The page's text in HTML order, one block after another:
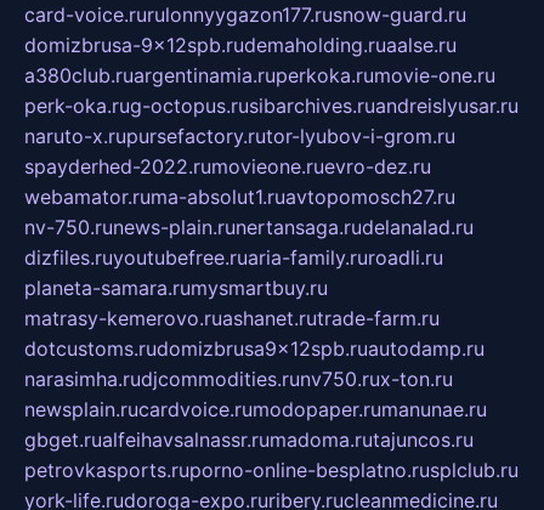
card-voice.rurulonnyygazon177.rusnow-guard.ru
domizbrusa-9x12spb.rudemaholding.ruaalse.ru
a380club.ruargentinamia.ruperkoka.rumovie-one.ru
perk-oka.rug-octopus.rusibarchives.ruandreislyusar.ru
naruto-x.rupursefactory.rutor-lyubov-i-grom.ru
spayderhed-2022.rumovieone.ruevro-dez.ru
webamator.ruma-absolut1.ruavtopomosch27.ru
nv-750.runews-plain.runertansaga.rudelanalad.ru
dizfiles.ruyoutubefree.ruaria-family.ruroadli.ru
planeta-samara.rumysmartbuy.ru
matrasy-kemerovo.ruashanet.rutrade-farm.ru
dotcustoms.rudomizbrusa9x12spb.ruautodamp.ru
narasimha.rudjcommodities.runv750.rux-ton.ru
newsplain.rucardvoice.rumodopaper.rumanunae.ru
gbget.rualfeihavsalnassr.rumadoma.rutajuncos.ru
petrovkasports.ruporno-online-besplatno.rusplclub.ru
york-life.rudoroga-expo.ruribery.rucleanmedicine.ru